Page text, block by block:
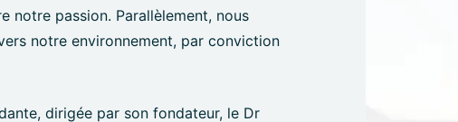
notre passion. Parallèlement, nous
notre environnement, par conviction
dirigée par son fondateur, le Dr